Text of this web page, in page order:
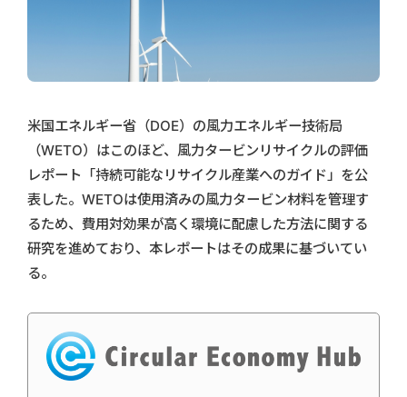
米国エネルギー省（DOE）の風力エネルギー技術局
（WETO）はこのほど、風力タービンリサイクルの評価
レポート「持続可能なリサイクル産業へのガイド」を公
表した。WETOは使用済みの風力タービン材料を管理す
るため、費用対効果が高く環境に配慮した方法に関する
研究を進めており、本レポートはその成果に基づいてい
る。